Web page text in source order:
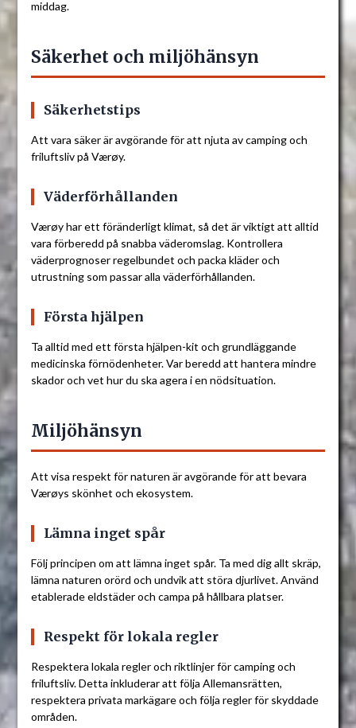
middag.
Säkerhet och miljöhänsyn
Säkerhetstips
Att vara säker är avgörande för att njuta av camping och
friluftsliv på Værøy.
Väderförhållanden
Værøy har ett föränderligt klimat, så det är viktigt att alltid
vara förberedd på snabba väderomslag. Kontrollera
väderprognoser regelbundet och packa kläder och
utrustning som passar alla väderförhållanden.
Första hjälpen
Ta alltid med ett första hjälpen-kit och grundläggande
medicinska förnödenheter. Var beredd att hantera mindre
skador och vet hur du ska agera i en nödsituation.
Miljöhänsyn
Att visa respekt för naturen är avgörande för att bevara
Værøys skönhet och ekosystem.
Lämna inget spår
Följ principen om att lämna inget spår. Ta med dig allt skräp,
lämna naturen orörd och undvik att störa djurlivet. Använd
etablerade eldstäder och campa på hållbara platser.
Respekt för lokala regler
Respektera lokala regler och riktlinjer för camping och
friluftsliv. Detta inkluderar att följa Allemansrätten,
respektera privata markägare och följa regler för skyddade
områden.